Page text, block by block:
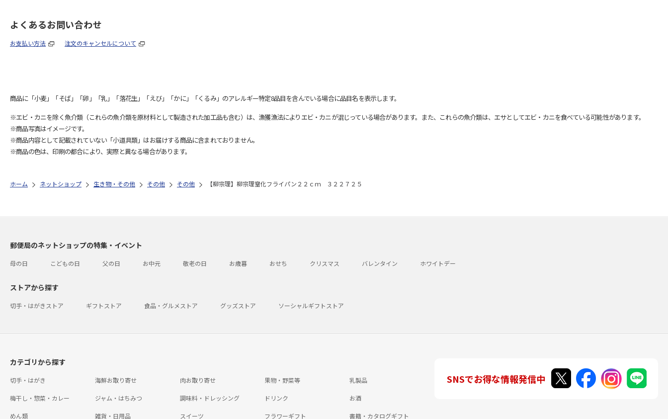
よくあるお問い合わせ
お支払い方法 注文のキャンセルについて
商品に「小麦」「そば」「卵」「乳」「落花生」「えび」「かに」「くるみ」のアレルギー特定8品目を含んでいる場合に品目名を表示します。
※エビ・カニを除く魚介類（これらの魚介類を原材料として製造された加工品も含む）は、漁獲漁法によりエビ・カニが混じっている場合があります。また、これらの魚介類は、エサとしてエビ・カニを食べている可能性があります。
※商品写真はイメージです。
※商品内容として記載されていない「小道具類」はお届けする商品に含まれておりません。
※商品の色は、印刷の都合により、実際と異なる場合があります。
ホーム ネットショップ 生き物・その他 その他 その他 【柳宗理】柳宗理窒化フライパン２２ｃｍ ３２２７２５
郵便局のネットショップの特集・イベント
母の日 こどもの日 父の日 お中元 敬老の日 お歳暮 おせち クリスマス バレンタイン ホワイトデー
ストアから探す
切手・はがきストア ギフトストア 食品・グルメストア グッズストア ソーシャルギフトストア
カテゴリから探す
切手・はがき 海鮮お取り寄せ 肉お取り寄せ 果物・野菜等 乳製品
梅干し・惣菜・カレー ジャム・はちみつ 調味料・ドレッシング ドリンク お酒
めん類 雑貨・日用品 スイーツ フラワーギフト 書籍・カタログギフト
SNSでお得な情報発信中